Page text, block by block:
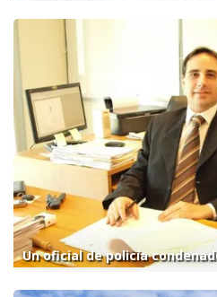
Un oficial de policía